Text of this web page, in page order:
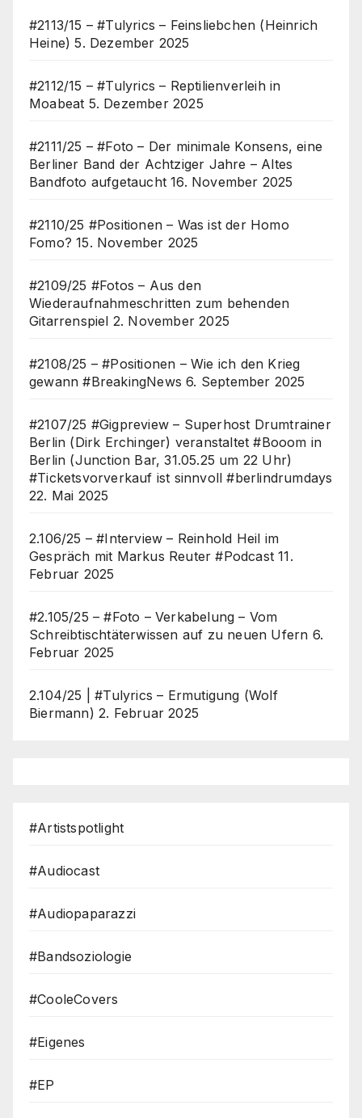
#2113/15 – #Tulyrics – Feinsliebchen (Heinrich
Heine) 5. Dezember 2025
#2112/15 – #Tulyrics – Reptilienverleih in
Moabeat 5. Dezember 2025
#2111/25 – #Foto – Der minimale Konsens, eine
Berliner Band der Achtziger Jahre – Altes
Bandfoto aufgetaucht 16. November 2025
#2110/25 #Positionen – Was ist der Homo
Fomo? 15. November 2025
#2109/25 #Fotos – Aus den
Wiederaufnahmeschritten zum behenden
Gitarrenspiel 2. November 2025
#2108/25 – #Positionen – Wie ich den Krieg
gewann #BreakingNews 6. September 2025
#2107/25 #Gigpreview – Superhost Drumtrainer
Berlin (Dirk Erchinger) veranstaltet #Booom in
Berlin (Junction Bar, 31.05.25 um 22 Uhr)
#Ticketsvorverkauf ist sinnvoll #berlindrumdays
22. Mai 2025
2.106/25 – #Interview – Reinhold Heil im
Gespräch mit Markus Reuter #Podcast 11.
Februar 2025
#2.105/25 – #Foto – Verkabelung – Vom
Schreibtischtäterwissen auf zu neuen Ufern 6.
Februar 2025
2.104/25 | #Tulyrics – Ermutigung (Wolf
Biermann) 2. Februar 2025
#Artistspotlight
#Audiocast
#Audiopaparazzi
#Bandsoziologie
#CooleCovers
#Eigenes
#EP